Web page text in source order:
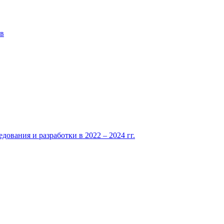
и разработки в 2022 – 2024 гг.